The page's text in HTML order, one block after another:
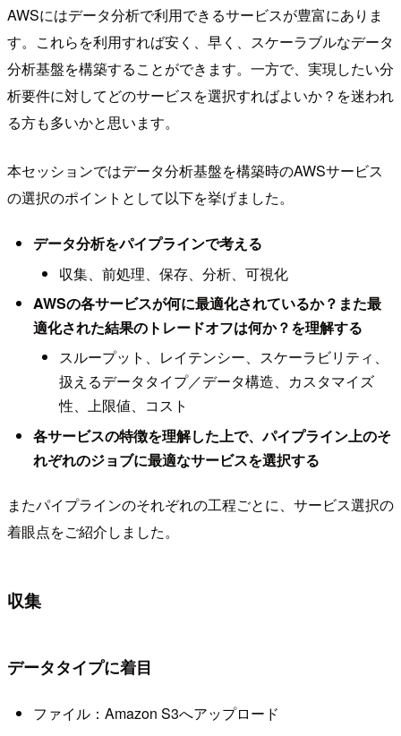
AWSにはデータ分析で利用できるサービスが豊富にありま
す。これらを利用すれば安く、早く、スケーラブルなデータ
分析基盤を構築することができます。一方で、実現したい分
析要件に対してどのサービスを選択すればよいか？を迷われ
る方も多いかと思います。
本セッションではデータ分析基盤を構築時のAWSサービス
の選択のポイントとして以下を挙げました。
データ分析をパイプラインで考える
収集、前処理、保存、分析、可視化
AWSの各サービスが何に最適化されているか？また最
適化された結果のトレードオフは何か？を理解する
スループット、レイテンシー、スケーラビリティ、
扱えるデータタイプ／データ構造、カスタマイズ
性、上限値、コスト
各サービスの特徴を理解した上で、パイプライン上のそ
れぞれのジョブに最適なサービスを選択する
またパイプラインのそれぞれの工程ごとに、サービス選択の
着眼点をご紹介しました。
収集
データタイプに着目
ファイル：Amazon S3へアップロード